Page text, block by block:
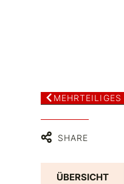
MEHRTEILIGES
SHARE
ÜBERSICHT